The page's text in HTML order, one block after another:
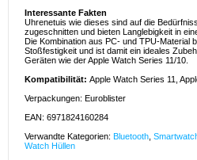
Interessante Fakten
Uhrenetuis wie dieses sind auf die
zugeschnitten und bieten Langlebigkeit in
Die Kombination aus PC- und TPU-Material
Stoßfestigkeit und ist damit ein ideales
Geräten wie der Apple Watch Series 11/10.
Kompatibilität: Apple Watch Series 11,
Verpackungen: Euroblister
EAN: 6971824160284
Verwandte Kategorien: Bluetooth
Watch Hüllen